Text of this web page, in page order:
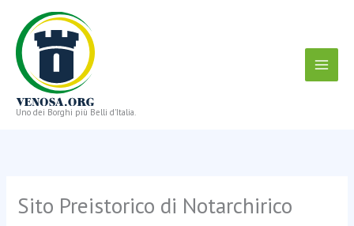
contenuto
Uno dei Borghi più Belli d'Italia.
Sito Preistorico di Notarchirico